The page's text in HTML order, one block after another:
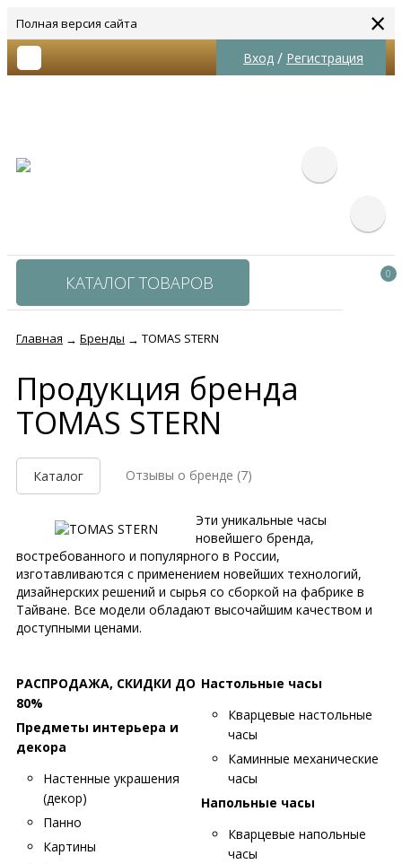
Полная версия сайта ×
Вход / Регистрация
КАТАЛОГ ТОВАРОВ 0
Главная → Бренды → TOMAS STERN
Продукция бренда
TOMAS STERN
Каталог Отзывы о бренде (7)
Эти уникальные часы
новейшего бренда,
востребованного и популярного в России,
изготавливаются с применением новейших технологий,
дизайнерских решений и сырья со сборкой на фабрике в
Тайване. Все модели обладают высочайшим качеством и
доступными ценами.
РАСПРОДАЖА, СКИДКИ ДО
80%
Предметы интерьера и
декора
Настенные украшения
(декор)
Панно
Картины
Настольные часы
Кварцевые настольные
часы
Каминные механические
часы
Напольные часы
Кварцевые напольные
часы